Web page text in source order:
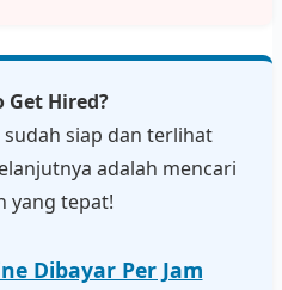
Get Hired?
siap dan terlihat
adalah mencari
yang tepat!
Dibayar Per Jam